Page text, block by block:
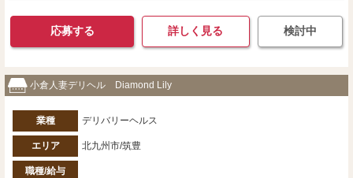
応募する 詳しく見る 検討中
小倉人妻デリヘル Diamond Lily
業種 デリバリーヘルス
エリア 北九州市/筑豊
職種/給与